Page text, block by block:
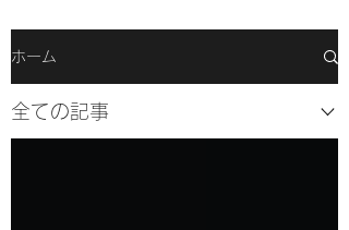
ホーム
全ての記事